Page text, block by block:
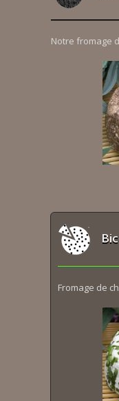
Notre fromage
Fromage de